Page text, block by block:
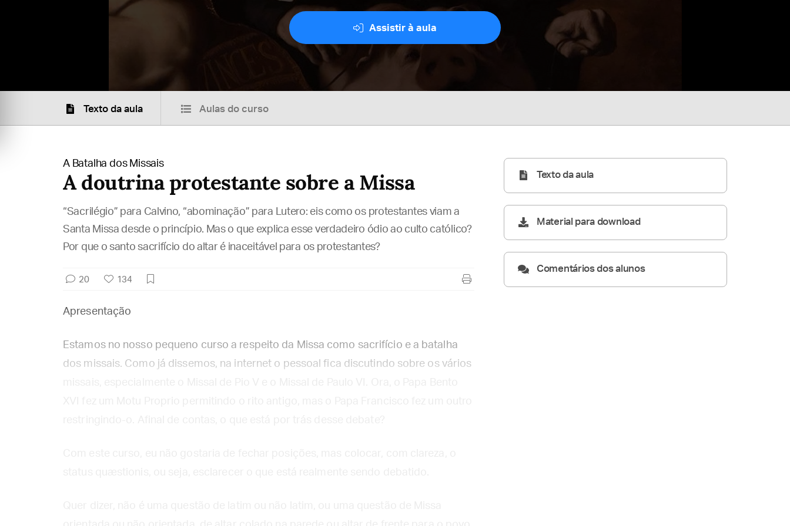
Assistir à aula
Texto da aula Aulas do curso
A Batalha dos Missais
A doutrina protestante sobre a Missa
“Sacrilégio” para Calvino, “abominação” para Lutero: eis como os protestantes viam a
Santa Missa desde o princípio. Mas o que explica esse verdadeiro ódio ao culto católico?
Por que o santo sacrifício do altar é inaceitável para os protestantes?
20 134
Apresentação
Estamos no nosso pequeno curso a respeito da Missa como sacrifício e a batalha
dos missais. Como já dissemos, na internet o pessoal fica discutindo sobre os vários
Texto da aula
Material para download
Comentários dos alunos